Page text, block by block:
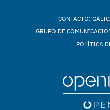
CONTACTO:
GRUPO DE
POLÍTICA